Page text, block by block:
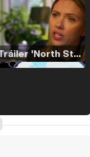
Tráiler 'North Star' (2023)
Tráiler en español de 'La isla olvidada'